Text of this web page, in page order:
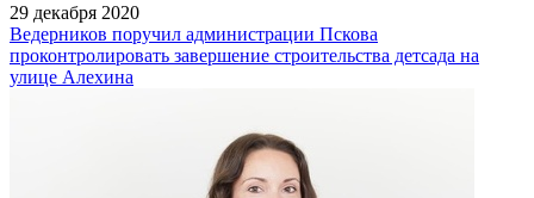
29 декабря 2020
Ведерников поручил администрации Пскова
проконтролировать завершение строительства детсада на
улице Алехина